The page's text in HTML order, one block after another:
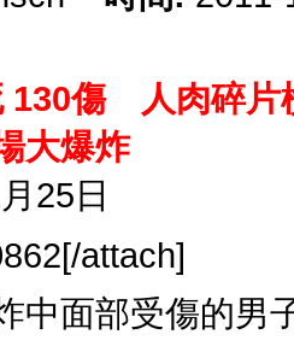
130傷 人肉碎片
大爆炸
25日
attach]
中面部受傷的男